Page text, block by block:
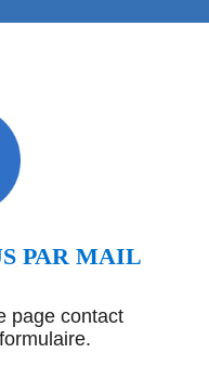
PAR MAIL
page contact